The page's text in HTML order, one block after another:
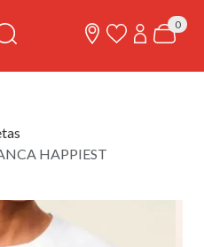
0
HAPPIEST